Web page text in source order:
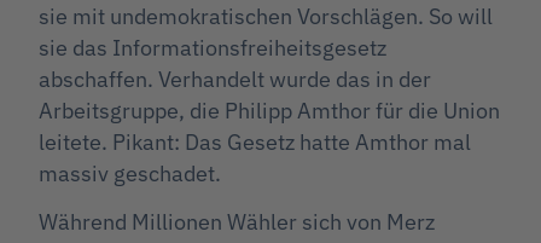
sie mit undemokratischen Vorschlägen. So will
sie das Informationsfreiheitsgesetz
abschaffen. Verhandelt wurde das in der
Arbeitsgruppe, die Philipp Amthor für die Union
leitete. Pikant: Das Gesetz hatte Amthor mal
massiv geschadet.
Während Millionen Wähler sich von Merz